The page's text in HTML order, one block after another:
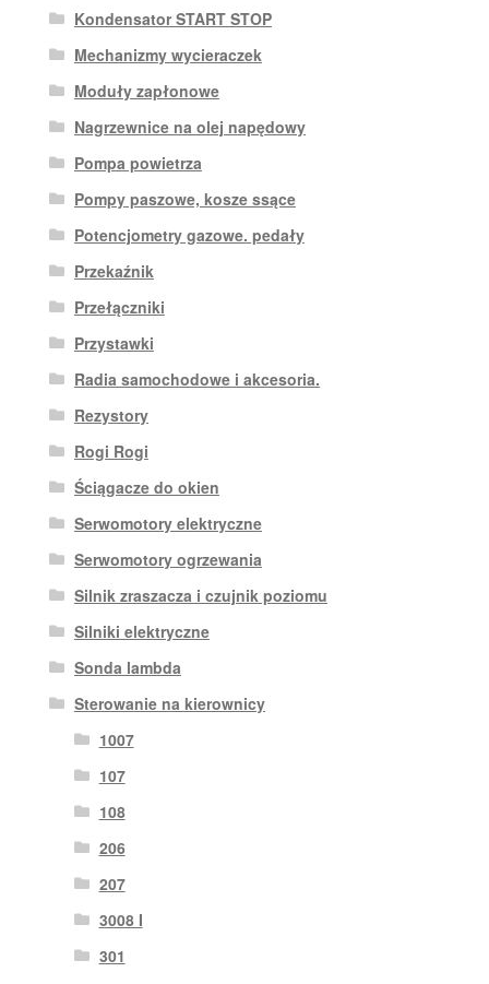
Kondensator START STOP
Mechanizmy wycieraczek
Moduły zapłonowe
Nagrzewnice na olej napędowy
Pompa powietrza
Pompy paszowe, kosze ssące
Potencjometry gazowe. pedały
Przekaźnik
Przełączniki
Przystawki
Radia samochodowe i akcesoria.
Rezystory
Rogi Rogi
Ściągacze do okien
Serwomotory elektryczne
Serwomotory ogrzewania
Silnik zraszacza i czujnik poziomu
Silniki elektryczne
Sonda lambda
Sterowanie na kierownicy
1007
107
108
206
207
3008 I
301